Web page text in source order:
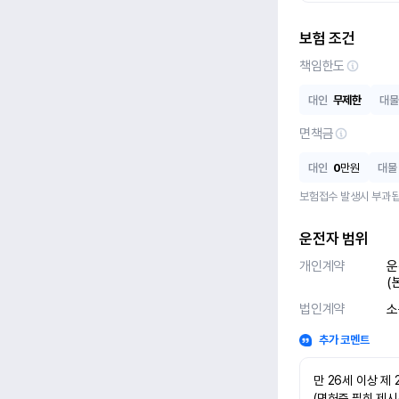
보험 조건
책임한도
대인 무제한 대물
면책금
대인 0만원 대물
보험접수 발생시 부과
운전자 범위
개인계약
(
법인계약
추가 코멘트
만 26세 이상 제